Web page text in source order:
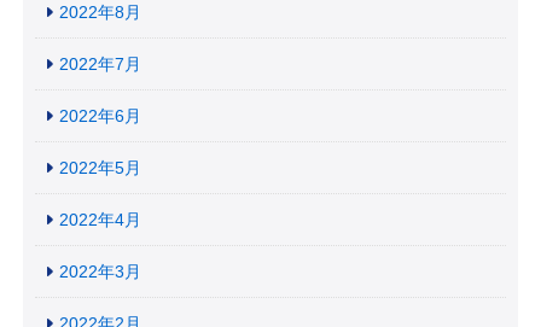
2022年8月
2022年7月
2022年6月
2022年5月
2022年4月
2022年3月